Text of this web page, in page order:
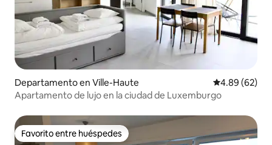
Departamento en Ville-Haute Calificación
4.89 (62)
Apartamento de lujo en la ciudad de Luxemburgo
Favorito entre huéspedes
Favorito entre huéspedes